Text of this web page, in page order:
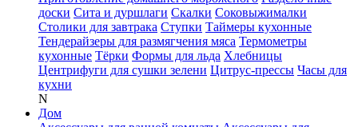
доски Сита и дуршлаги Скалки Соковыжималки
Столики для завтрака Ступки Таймеры кухонные
Тендерайзеры для размягчения мяса Термометры
кухонные Тёрки Формы для льда Хлебницы
Центрифуги для сушки зелени Цитрус-прессы Часы для
кухни
N
Дом